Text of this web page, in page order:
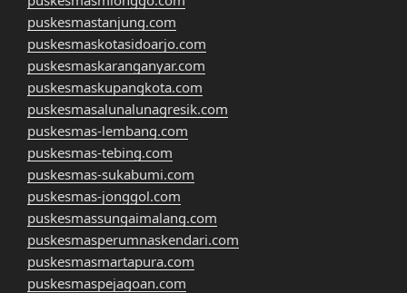
puskesmastanjung.com
puskesmaskotasidoarjo.com
puskesmaskaranganyar.com
puskesmaskupangkota.com
puskesmasalunalunagresik.com
puskesmas-lembang.com
puskesmas-tebing.com
puskesmas-sukabumi.com
puskesmas-jonggol.com
puskesmassungaimalang.com
puskesmasperumnaskendari.com
puskesmasmartapura.com
puskesmaspejagoan.com